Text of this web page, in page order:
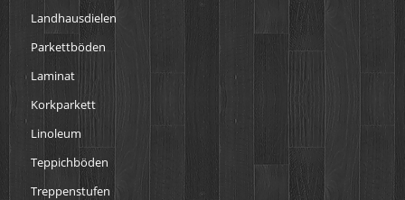
Landhausdielen
Parkettböden
Laminat
Korkparkett
Linoleum
Teppichböden
Treppenstufen